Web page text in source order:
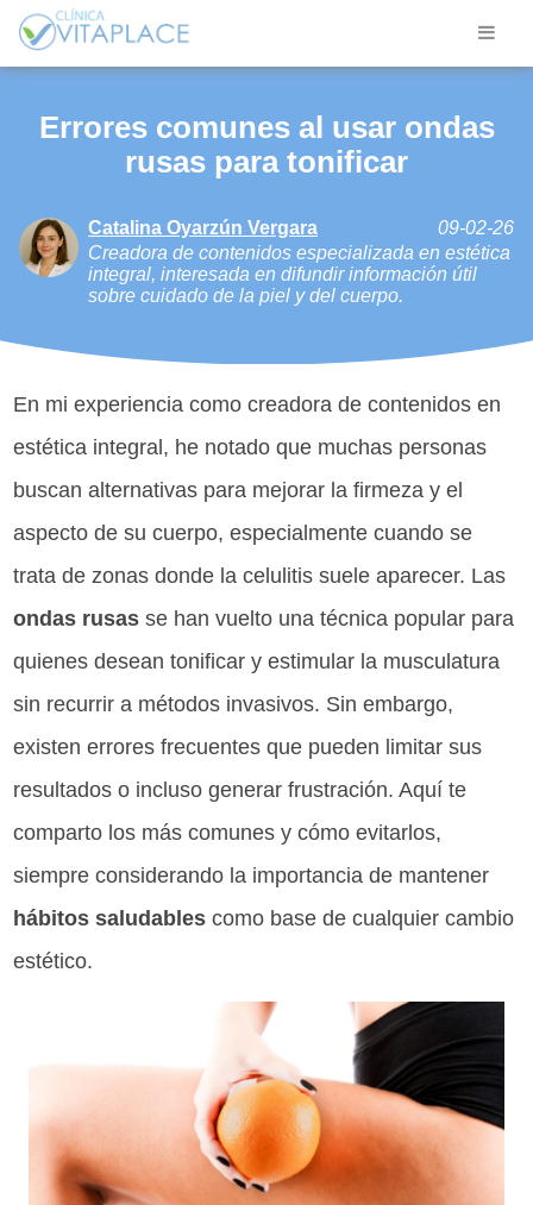
Errores comunes al usar ondas
rusas para tonificar
Catalina Oyarzún Vergara
09-02-26
Creadora de contenidos especializada en estética
integral, interesada en difundir información útil
sobre cuidado de la piel y del cuerpo.
En mi experiencia como creadora de contenidos en
estética integral, he notado que muchas personas
buscan alternativas para mejorar la firmeza y el
aspecto de su cuerpo, especialmente cuando se
trata de zonas donde la celulitis suele aparecer. Las
ondas rusas se han vuelto una técnica popular para
quienes desean tonificar y estimular la musculatura
sin recurrir a métodos invasivos. Sin embargo,
existen errores frecuentes que pueden limitar sus
resultados o incluso generar frustración. Aquí te
comparto los más comunes y cómo evitarlos,
siempre considerando la importancia de mantener
hábitos saludables como base de cualquier cambio
estético.